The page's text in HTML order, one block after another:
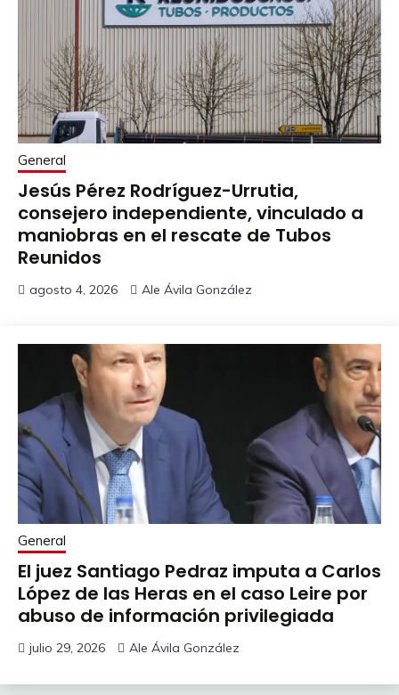
General
Jesús Pérez Rodríguez-Urrutia,
consejero independiente, vinculado a
maniobras en el rescate de Tubos
Reunidos
agosto 4, 2026 Ale Ávila González
General
El juez Santiago Pedraz imputa a Carlos
López de las Heras en el caso Leire por
abuso de información privilegiada
julio 29, 2026 Ale Ávila González